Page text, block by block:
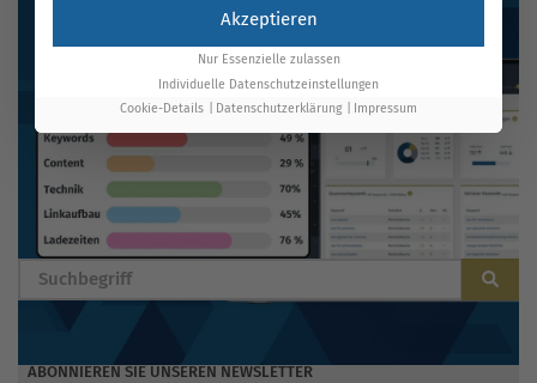
BLOG DURCHSUCHEN
ABONNIEREN SIE UNSEREN NEWSLETTER
Akzeptieren
Nur Essenzielle zulassen
Individuelle Datenschutzeinstellungen
Cookie-Details
Datenschutzerklärung Impressum